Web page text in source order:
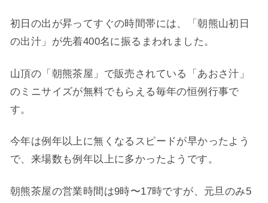
初日の出が昇ってすぐの時間帯には、「朝熊山初日
の出汁」が先着400名に振るまわれました。
山頂の「朝熊茶屋」で販売されている「あおさ汁」
のミニサイズが無料でもらえる毎年の恒例行事で
す。
今年は例年以上に無くなるスピードが早かったよう
で、来場数も例年以上に多かったようです。
朝熊茶屋の営業時間は9時〜17時ですが、元旦のみ5